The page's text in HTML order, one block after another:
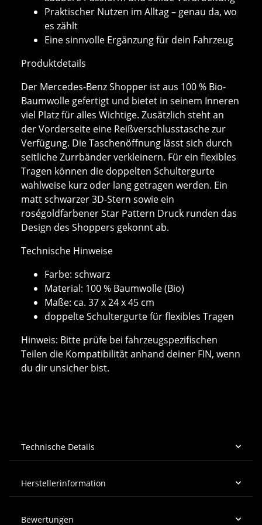
Praktischer Nutzen im Alltag – genau da, wo
es zählt
Eine sinnvolle Ergänzung für dein Fahrzeug
Produktdetails
Der Mercedes-Benz Shopper ist aus 100 % Bio-
Baumwolle gefertigt und bietet in seinem Inneren
viel Platz für alles Wichtige. Zusätzlich steht an
der Vorderseite eine Reißverschlusstasche zur
Verfügung. Die Taschenöffnung lässt sich durch
seitliche Zurrbänder verkleinern. Für ein flexibles
Tragen können die doppelten Schultergurte
wahlweise kurz oder lang getragen werden. Ein
matt schwarzer 3D-Stern sowie ein
roségoldfarbener Star Pattern Druck runden das
Design des Shoppers gekonnt ab.
Technische Hinweise
Farbe: schwarz
Material: 100 % Baumwolle (Bio)
Maße: ca. 37 x 24 x 45 cm
doppelte Schultergurte für flexibles Tragen
Hinweis: Bitte prüfe bei fahrzeugspezifischen
Teilen die Kompatibilität anhand deiner FIN, wenn
du dir unsicher bist.
Technische Details
Herstellerinformation
Bewertungen